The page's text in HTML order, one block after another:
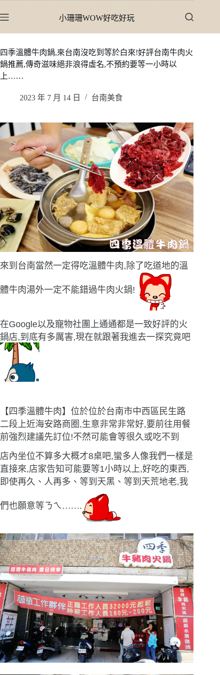
至
內
容
小珊珊WOW好吃好玩
四季溫體牛肉鍋,來台南沒吃到等於白來!好評台南牛肉火
鍋推薦,傳奇滋味絕非浪得虛名,不預約要等一小時以
上……
2023 年 7 月 14 日 台南美食
來到台南當然一定得吃溫體牛肉,除了吃道地的溫
體牛肉湯外一定不能錯過牛肉火鍋!
在Google以及寵物社團上通通都是一致好評的火
鍋店,到底有多厲害,現在就跟著我進去一探究竟吧
【四季溫體牛肉】位於位於台南市中西區民生路
二段上近海安路商圈,生意非常非常好,要前往用餐
前強烈建議先訂位!不然可能會等很久或吃不到
店內坐位不算多大概才8桌吧,蠻多人像我們一樣是
直接來,店家告知可能要等1小時以上,好吃的東西,
即使再久、人再多、等到天黑、等到天荒地老,我
們也願意等ㄋㄟ …….